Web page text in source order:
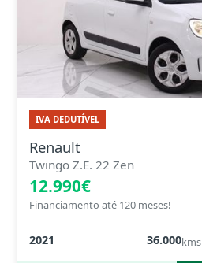
IVA DEDUTÍVEL
Renault
Twingo Z.E. 22 Zen
12.990€
Financiamento até 120 meses!
2021 36.000kms